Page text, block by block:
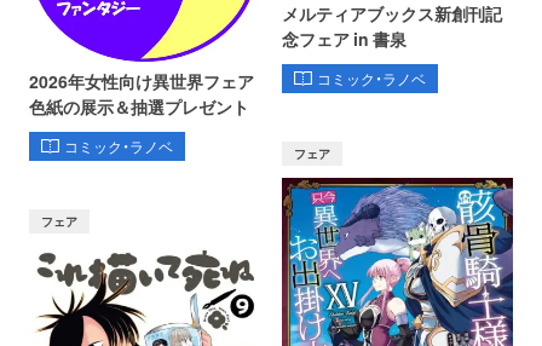
2026年女性向け異世界フェア
色紙の展示＆抽選プレゼント
コミック・ラノベ
メルティアブックス新創刊記
念フェア in 書泉
コミック・ラノベ
フェア
フェア